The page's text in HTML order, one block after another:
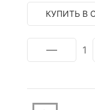
КУПИТЬ В
1